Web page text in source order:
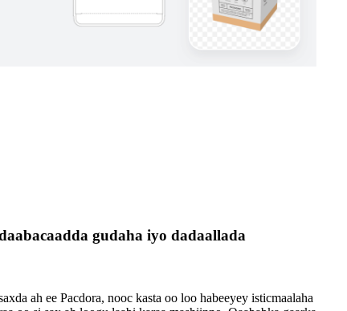
gudaha iyo dadaallada
ah ee Pacdora, nooc kasta oo loo habeeyey isticmaalaha